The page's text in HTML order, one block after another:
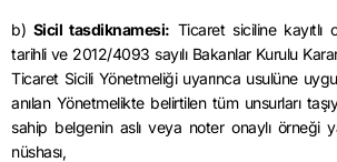
b) Sicil tasdiknamesi: Ticaret siciline kayıtlı
tarihli ve 2012/4093 sayılı Bakanlar Kurulu
Ticaret Sicili Yönetmeliği uyarınca usulüne
anılan Yönetmelikte belirtilen tüm unsurları
sahip belgenin aslı veya noter onaylı örneği
nüshası,